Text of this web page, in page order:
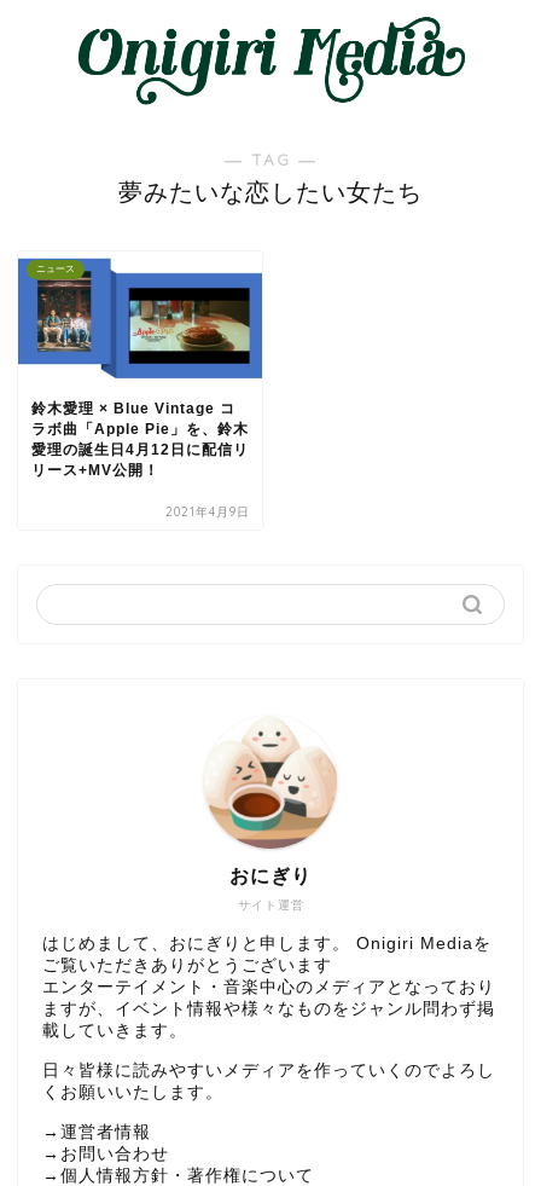
― TAG ―
夢みたいな恋したい女たち
ニュース
鈴木愛理 × Blue Vintage コ
ラボ曲「Apple Pie」を、鈴木
愛理の誕生日4月12日に配信リ
リース+MV公開！
2021年4月9日
サイト運営
おにぎり
はじめまして、おにぎりと申します。 Onigiri Mediaを
ご覧いただきありがとうございます
エンターテイメント・音楽中心のメディアとなっており
ますが、イベント情報や様々なものをジャンル問わず掲
載していきます。
日々皆様に読みやすいメディアを作っていくのでよろし
くお願いいたします。
→ 運営者情報
→ お問い合わせ
→ 個人情報方針・著作権について